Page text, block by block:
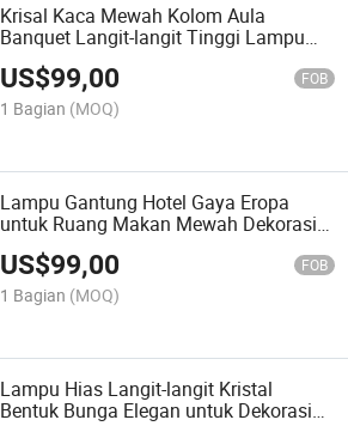
Krisal Kaca Mewah Kolom Aula
Banquet Langit-langit Tinggi Lampu
Gantung Seni Kaca Desainer Lobi Hotel
RGB Kustomisasi Pencahayaan
US$99,00 FOB
1 Bagian (MOQ)
Lampu Gantung Hotel Gaya Eropa
untuk Ruang Makan Mewah Dekorasi
Langit-langit Kamar Putri Pencahayaan
Motif LED
US$99,00 FOB
1 Bagian (MOQ)
Lampu Hias Langit-langit Kristal
Bentuk Bunga Elegan untuk Dekorasi